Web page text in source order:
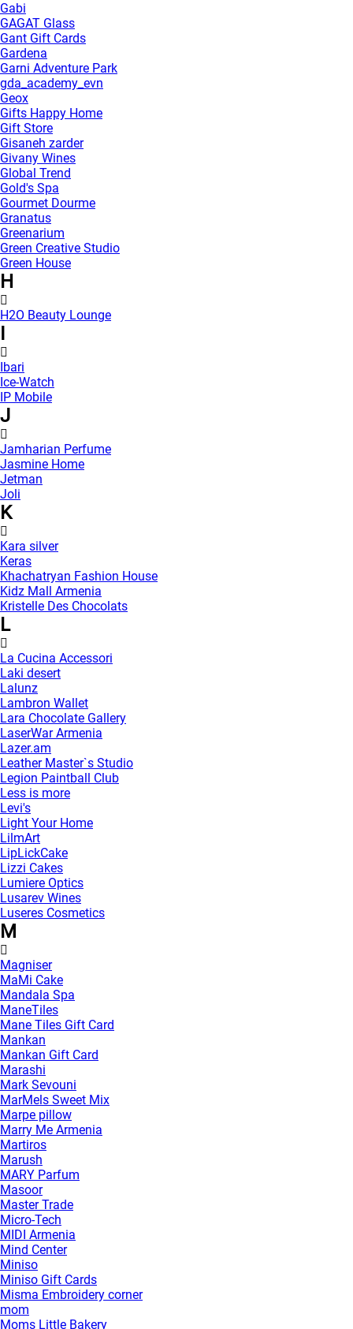
Gabi
GAGAT Glass
Gant Gift Cards
Gardena
Garni Adventure Park
gda_academy_evn
Geox
Gifts Happy Home
Gift Store
Gisaneh zarder
Givany Wines
Global Trend
Gold's Spa
Gourmet Dourme
Granatus
Greenarium
Green Creative Studio
Green House
H
H2O Beauty Lounge
Ibari
Ice-Watch
IP Mobile
J
Jamharian Perfume
Jasmine Home
Jetman
Joli
K
Kara silver
Keras
Khachatryan Fashion House
Kidz Mall Armenia
Kristelle Des Chocolats
L
La Cucina Accessori
Laki desert
Lalunz
Lambron Wallet
Lara Chocolate Gallery
LaserWar Armenia
Lazer.am
Leather Master`s Studio
Legion Paintball Club
Less is more
Levi's
Light Your Home
LilmArt
LipLickCake
Lizzi Cakes
Lumiere Optics
Lusarev Wines
Luseres Cosmetics
M
Magniser
MaMi Cake
Mandala Spa
ManeTiles
Mane Tiles Gift Card
Mankan
Mankan Gift Card
Marashi
Mark Sevouni
MarMels Sweet Mix
Marpe pillow
Marry Me Armenia
Martiros
Marush
MARY Parfum
Masoor
Master Trade
Micro-Tech
MIDI Armenia
Mind Center
Miniso
Miniso Gift Cards
Misma Embroidery corner
mom
Moms Little Bakery